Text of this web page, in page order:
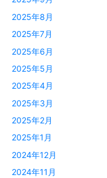
2025年8月
2025年7月
2025年6月
2025年5月
2025年4月
2025年3月
2025年2月
2025年1月
2024年12月
2024年11月